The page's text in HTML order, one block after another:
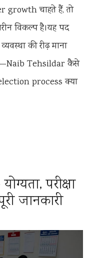
चाहते हैं, तो
विकल्प है।यह पद
की रीढ़ माना
—Naib Tehsildar कैसे
process क्या
परीक्षा
जानकारी